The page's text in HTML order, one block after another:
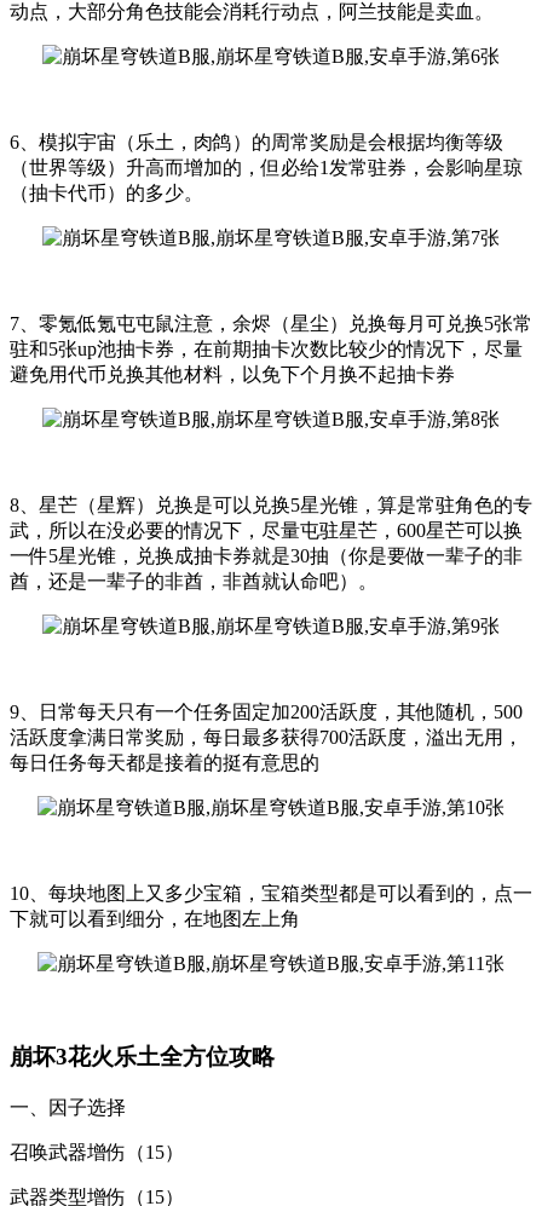
动点，大部分角色技能会消耗行动点，阿兰技能是卖血。
6、模拟宇宙（乐土，肉鸽）的周常奖励是会根据均衡等级
（世界等级）升高而增加的，但必给1发常驻券，会影响星琼
（抽卡代币）的多少。
7、零氪低氪屯屯鼠注意，余烬（星尘）兑换每月可兑换5张常
驻和5张up池抽卡券，在前期抽卡次数比较少的情况下，尽量
避免用代币兑换其他材料，以免下个月换不起抽卡券
8、星芒（星辉）兑换是可以兑换5星光锥，算是常驻角色的专
武，所以在没必要的情况下，尽量屯驻星芒，600星芒可以换
一件5星光锥，兑换成抽卡券就是30抽（你是要做一辈子的非
酋，还是一辈子的非酋，非酋就认命吧）。
9、日常每天只有一个任务固定加200活跃度，其他随机，500
活跃度拿满日常奖励，每日最多获得700活跃度，溢出无用，
每日任务每天都是接着的挺有意思的
10、每块地图上又多少宝箱，宝箱类型都是可以看到的，点一
下就可以看到细分，在地图左上角
崩坏3花火乐土全方位攻略
一、因子选择
召唤武器增伤（15）
武器类型增伤（15）